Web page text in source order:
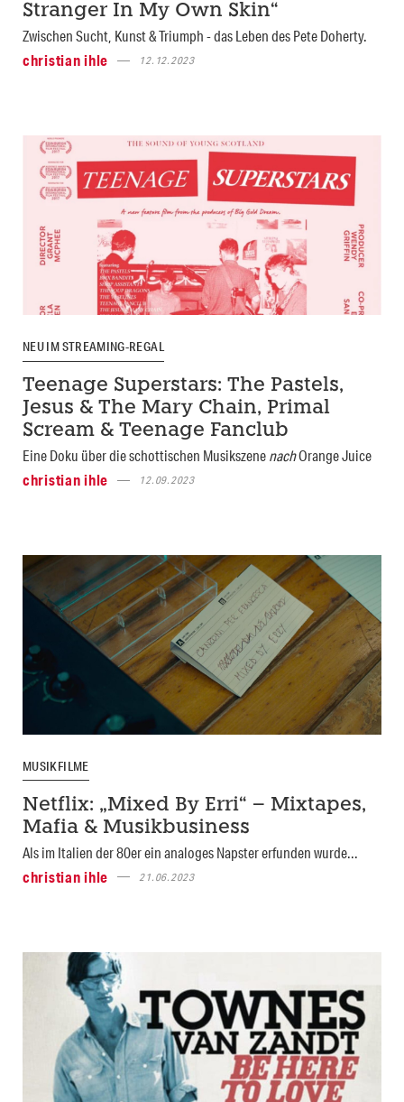
Stranger In My Own Skin“
Zwischen Sucht, Kunst & Triumph - das Leben des Pete Doherty.
christian ihle
12.12.2023
NEU IM STREAMING-REGAL
Teenage Superstars: The Pastels,
Jesus & The Mary Chain, Primal
Scream & Teenage Fanclub
Eine Doku über die schottischen MusikszenenachOrange Juice
christian ihle
12.09.2023
MUSIKFILME
Netflix: „Mixed By Erri“ – Mixtapes,
Mafia & Musikbusiness
Als im Italien der 80er ein analoges Napster erfunden wurde...
christian ihle
21.06.2023